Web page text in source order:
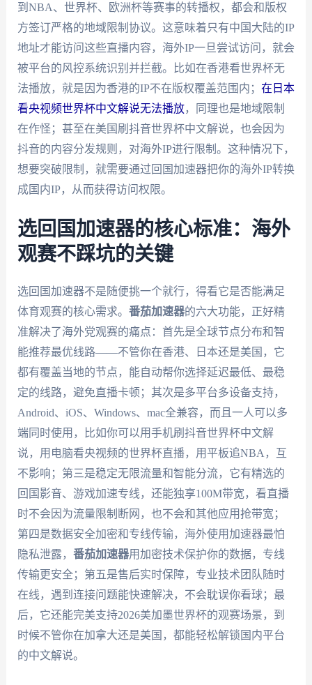
到NBA、世界杯、欧洲杯等赛事的转播权，都会和版权
方签订严格的地域限制协议。这意味着只有中国大陆的IP
地址才能访问这些直播内容，海外IP一旦尝试访问，就会
被平台的风控系统识别并拦截。比如在香港看世界杯无
法播放，就是因为香港的IP不在版权覆盖范围内； 在日本
看央视频世界杯中文解说无法播放，同理也是地域限制
在作怪；甚至在美国刷抖音世界杯中文解说，也会因为
抖音的内容分发规则，对海外IP进行限制。这种情况下，
想要突破限制，就需要通过回国加速器把你的海外IP转换
成国内IP，从而获得访问权限。
选回国加速器的核心标准：海外
观赛不踩坑的关键
选回国加速器不是随便挑一个就行，得看它是否能满足
体育观赛的核心需求。 番茄加速器的六大功能，正好精
准解决了海外党观赛的痛点：首先是全球节点分布和智
能推荐最优线路——不管你在香港、日本还是美国，它
都有覆盖当地的节点，能自动帮你选择延迟最低、最稳
定的线路，避免直播卡顿；其次是多平台多设备支持，
Android、iOS、Windows、mac全兼容，而且一人可以多
端同时使用，比如你可以用手机刷抖音世界杯中文解
说，用电脑看央视频的世界杯直播，用平板追NBA，互
不影响；第三是稳定无限流量和智能分流，它有精选的
回国影音、游戏加速专线，还能独享100M带宽，看直播
时不会因为流量限制断网，也不会和其他应用抢带宽；
第四是数据安全加密和专线传输，海外使用加速器最怕
隐私泄露， 番茄加速器用加密技术保护你的数据，专线
传输更安全；第五是售后实时保障，专业技术团队随时
在线，遇到连接问题能快速解决，不会耽误你看球；最
后，它还能完美支持2026美加墨世界杯的观赛场景，到
时候不管你在加拿大还是美国，都能轻松解锁国内平台
的中文解说。